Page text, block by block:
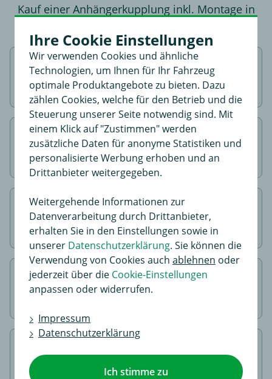
Kauf einer Anhängerkupplung inkl. Montage in
Passende Anhängerkupplung
inkl. Montageauswählen
Montageterminim Bestellprozess
vereinbaren
In den Warenkorb gehen &
abschließen
ZuMontagepoint
kommen
Fertig!
Wir bauen für Sie an
Ihre Cookie Einstellungen
Wir verwenden Cookies und ähnliche
Technologien, um Ihnen für Ihr Fahrzeug
optimale Produktangebote zu bieten. Dazu
zählen Cookies, welche für den Betrieb und die
Steuerung unserer Seite notwendig sind. Mit
einem Klick auf "Zustimmen" werden
zusätzliche Daten für anonyme Statistiken und
personalisierte Werbung erhoben und an
Drittanbieter weitergegeben.
Weitergehende Informationen zur
Datenverarbeitung durch Drittanbieter,
erhalten Sie in den Einstellungen sowie in
unserer Datenschutzerklärung. Sie können die
Verwendung von Cookies auch ablehnen oder
jederzeit über die Cookie-Einstellungen
anpassen oder widerrufen.
Impressum
Datenschutzerklärung
Ich stimme zu